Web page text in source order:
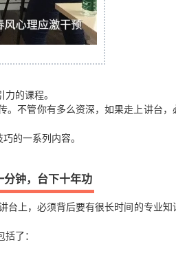
的课程。
不管你有多么资深，如果走上讲台
的一系列内容。
分钟，台下十年功
上，必须背后要有很长时间的专业
了：